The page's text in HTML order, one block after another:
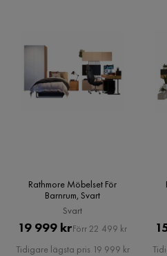
som du kan välja i kassan. Om
vi tyvärr inte erbjuda dessa för
produkter.
Rathmore Möbelset För
Barnrum, Svart
Svart
Pris
19 999 krOriginal
Pris
Förr 22 499 kr
Tidigare lägsta pris 19 999 kr